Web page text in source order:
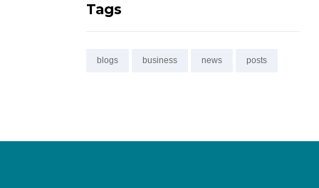
Tags
blogs business news posts